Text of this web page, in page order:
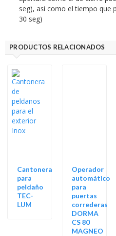
seg), asi como el tiempo que
30 seg)
PRODUCTOS RELACIONADOS
Cantonera
para
peldaño
TEC-
LUM
Operador
automático
para
puertas
correderas
DORMA
CS 80
MAGNEO